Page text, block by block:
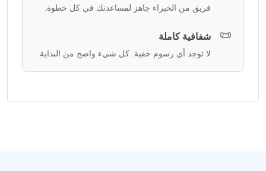
فريق من الخبراء جاهز لمساعدتك في كل خطوة.
📜 شفافية كاملة
لا توجد أي رسوم خفية. كل شيء واضح من البداية.